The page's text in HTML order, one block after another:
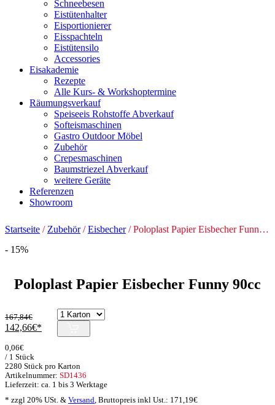
Schneebesen
Eistütenhalter
Eisportionierer
Eisspachteln
Eistütensilo
Accessories
Eisakademie
Rezepte
Alle Kurs- & Workshoptermine
Räumungsverkauf
Speiseeis Rohstoffe Abverkauf
Softeismaschinen
Gastro Outdoor Möbel
Zubehör
Crepesmaschinen
Baumstriezel Abverkauf
weitere Geräte
Referenzen
Showroom
Startseite / Zubehör/Eisbecher/ Poloplast Papier Eisbecher Funny 90cc
- 15%
Poloplast Papier Eisbecher Funny 90cc
167,84€
Ursprünglicher
war:
167,84€
142,66€
Preis
2280 Stück pro Karton
* zzgl 20% USt. & Versand Bruttopreis inkl Ust.: 171,19€
Artikelnummer: SD1436
0,06€
/ 1 Stück
Lieferzeit: ca. 1 bis 3 Werktage